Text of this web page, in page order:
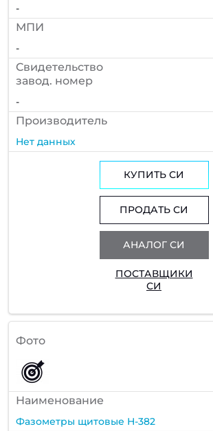
-
МПИ
-
Cвидетельство
завод. номер
-
Производитель
Нет данных
КУПИТЬ СИ
ПРОДАТЬ СИ
АНАЛОГ СИ
ПОСТАВЩИКИ
СИ
Фото
Наименование
Фазометры щитовые Н-382